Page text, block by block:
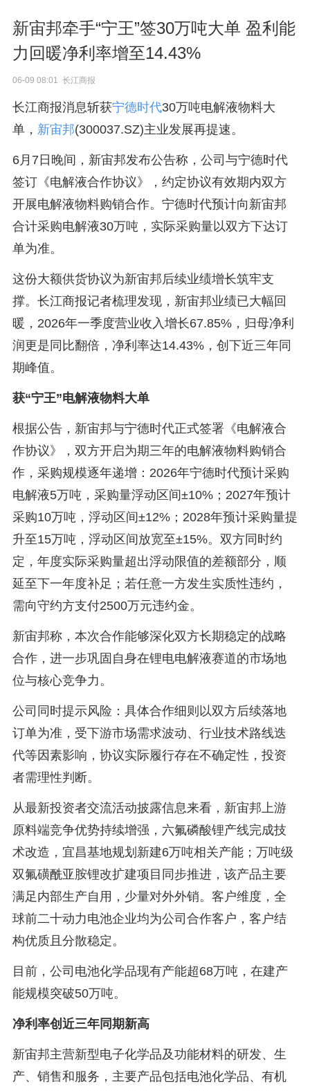
新宙邦牵手“宁王”签30万吨大单 盈利能
力回暖净利率增至14.43%
06-09 08:01 长江商报
长江商报消息斩获宁德时代30万吨电解液物料大
单， 新宙邦(300037.SZ)主业发展再提速。
6月7日晚间，新宙邦发布公告称，公司与宁德时代
签订《电解液合作协议》，约定协议有效期内双方
开展电解液物料购销合作。宁德时代预计向新宙邦
合计采购电解液30万吨，实际采购量以双方下达订
单为准。
这份大额供货协议为新宙邦后续业绩增长筑牢支
撑。长江商报记者梳理发现，新宙邦业绩已大幅回
暖，2026年一季度营业收入增长67.85%，归母净利
润更是同比翻倍，净利率达14.43%，创下近三年同
期峰值。
获“宁王”电解液物料大单
根据公告，新宙邦与宁德时代正式签署《电解液合
作协议》，双方开启为期三年的电解液物料购销合
作，采购规模逐年递增：2026年宁德时代预计采购
电解液5万吨，采购量浮动区间±10%；2027年预计
采购10万吨，浮动区间±12%；2028年预计采购量提
升至15万吨，浮动区间放宽至±15%。双方同时约
定，年度实际采购量超出浮动限值的差额部分，顺
延至下一年度补足；若任意一方发生实质性违约，
需向守约方支付2500万元违约金。
新宙邦称，本次合作能够深化双方长期稳定的战略
合作，进一步巩固自身在锂电电解液赛道的市场地
位与核心竞争力。
公司同时提示风险：具体合作细则以双方后续落地
订单为准，受下游市场需求波动、行业技术路线迭
代等因素影响，协议实际履行存在不确定性，投资
者需理性判断。
从最新投资者交流活动披露信息来看，新宙邦上游
原料端竞争优势持续增强，六氟磷酸锂产线完成技
术改造，宜昌基地规划新建6万吨相关产能；万吨级
双氟磺酰亚胺锂改扩建项目同步推进，该产品主要
满足内部生产自用，少量对外外销。客户维度，全
球前二十动力电池企业均为公司合作客户，客户结
构优质且分散稳定。
目前，公司电池化学品现有产能超68万吨，在建产
能规模突破50万吨。
净利率创近三年同期新高
新宙邦主营新型电子化学品及功能材料的研发、生
产、销售和服务，主要产品包括电池化学品、有机